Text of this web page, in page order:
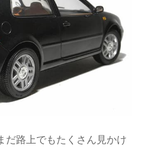
だ路上でもたくさん見かけ